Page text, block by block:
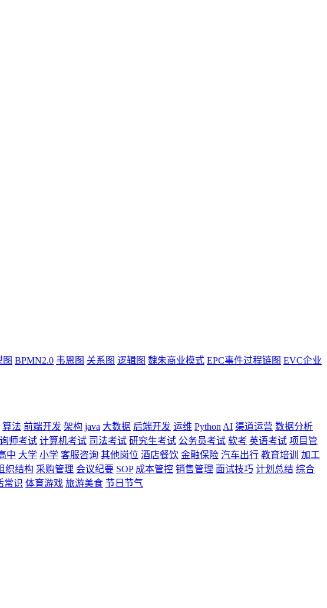
图 BPMN2.0 韦恩图 关系图 逻辑图 魏朱商业模式 EPC事件过程链图 EVC企业
算法 前端开发 架构 java 大数据 后端开发 运维 Python AI 渠道运营 数据分析
师考试 计算机考试 司法考试 研究生考试 公务员考试 软考 英语考试 项目管
中 大学 小学 客服咨询 其他岗位 酒店餐饮 金融保险 汽车出行 教育培训
加工
织结构 采购管理 会议纪要 SOP 成本管控 销售管理 面试技巧 计划总结 综合
常识 体育游戏 旅游美食 节日节气